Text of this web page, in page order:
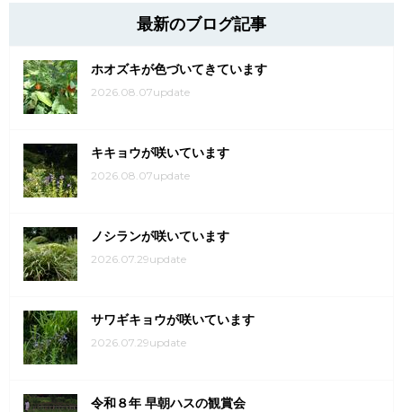
最新のブログ記事
ホオズキが色づいてきています
2026.08.07update
キキョウが咲いています
2026.08.07update
ノシランが咲いています
2026.07.29update
サワギキョウが咲いています
2026.07.29update
令和８年 早朝ハスの観賞会